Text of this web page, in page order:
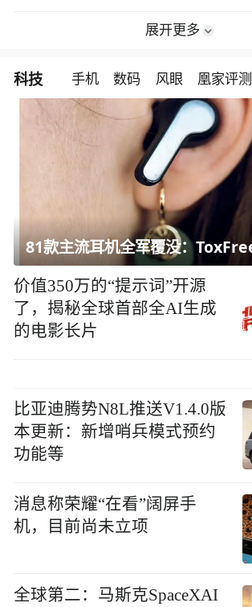
展开更多
科技 手机 数码 风眼 凰家评测
价值350万的“提示词”开源
了，揭秘全球首部全AI生成
的电影长片
比亚迪腾势N8L推送V1.4.0版
本更新：新增哨兵模式预约
功能等
消息称荣耀“在看”阔屏手
机，目前尚未立项
全球第二：马斯克SpaceXAI